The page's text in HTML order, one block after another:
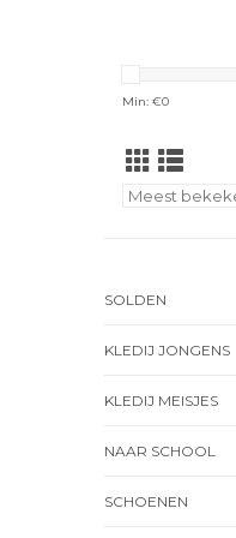
Min: €0
SOLDEN
KLEDIJ JONGENS
KLEDIJ MEISJES
NAAR SCHOOL
SCHOENEN